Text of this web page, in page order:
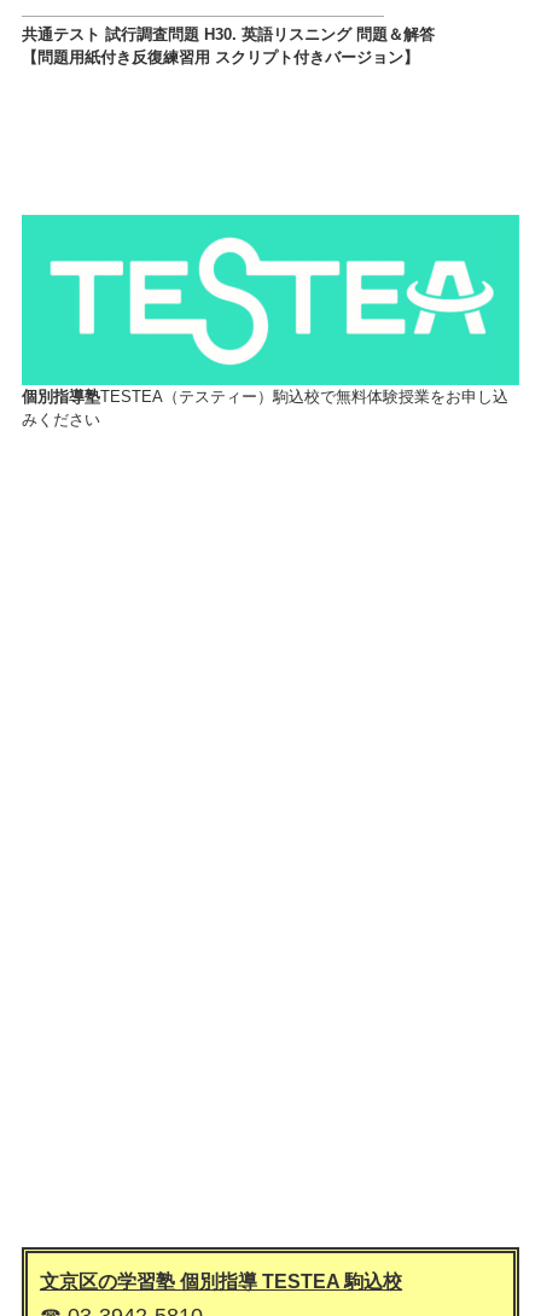
共通テスト 試行調査問題 H30. 英語リスニング 問題＆解答
【問題用紙付き反復練習用 スクリプト付きバージョン】
個別指導塾TESTEA（テスティー）駒込校で無料体験授業をお申し込
みください
文京区の学習塾 個別指導 TESTEA 駒込校